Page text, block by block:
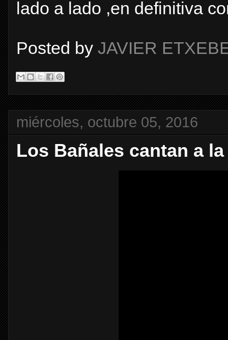
lado a lado ,en definitiva
Posted by JAVIER
miércoles, octubre 05, 2016
Los Bañales cantan a